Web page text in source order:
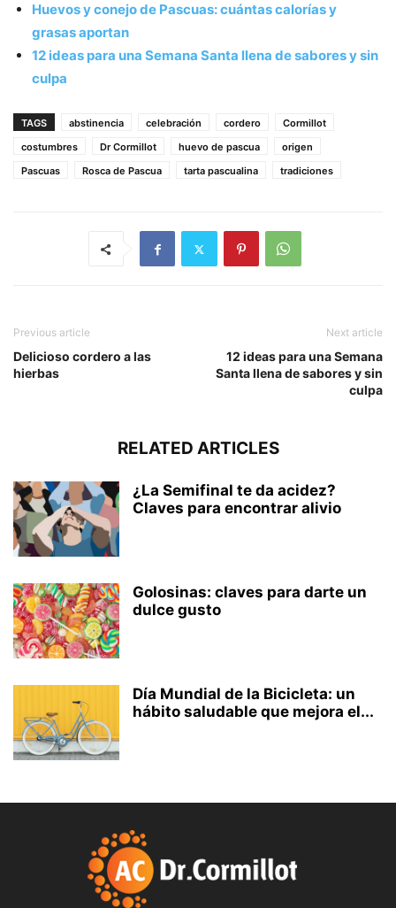
Huevos y conejo de Pascuas: cuántas calorías y
grasas aportan
12 ideas para una Semana Santa llena de sabores y sin
culpa
TAGS abstinencia celebración cordero
Cormillot
costumbres
Dr Cormillot huevo de pascua
origen
Pascuas
Rosca de Pascua tarta pascualina tradiciones
Previous article
Delicioso cordero a las
hierbas
Next article
12 ideas para una Semana
Santa llena de sabores y sin
culpa
RELATED ARTICLES
¿La Semifinal te da acidez?
Claves para encontrar alivio
Golosinas: claves para darte un
dulce gusto
Día Mundial de la Bicicleta: un
hábito saludable que mejora el...